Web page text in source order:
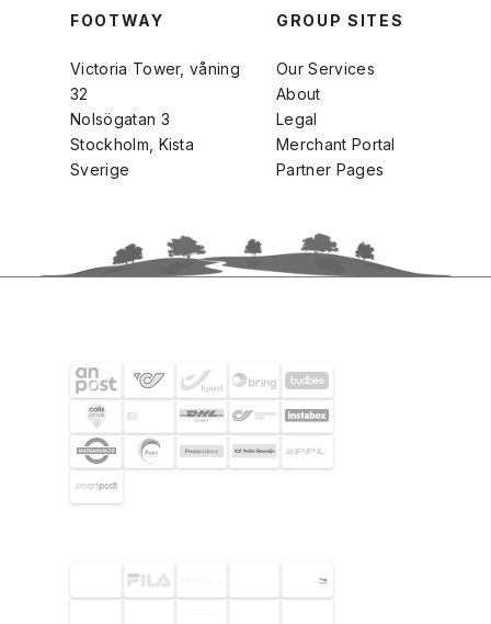
FOOTWAY
Victoria Tower, våning
32
Nolsögatan 3
Stockholm, Kista
Sverige
GROUP SITES
Our Services
About
Legal
Merchant Portal
Partner Pages